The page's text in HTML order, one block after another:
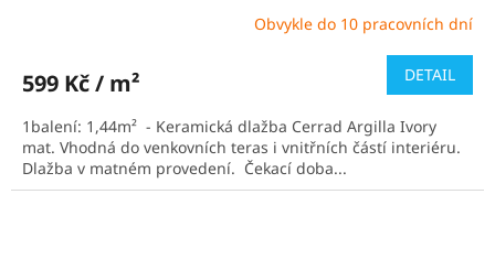
je
z
5
hvězdiček.
Obvykle do 10 pracovních dní
599 Kč / m² DETAIL
1balení: 1,44m² - Keramická dlažba Cerrad Argilla Ivory
mat. Vhodná do venkovních teras i vnitřních částí interiéru.
Dlažba v matném provedení. Čekací doba...